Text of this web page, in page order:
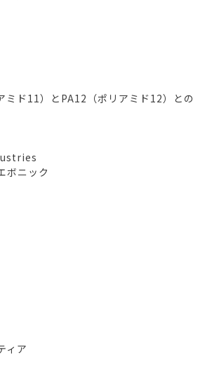
11）とPA12（ポリアミド12）との
ニック
ア